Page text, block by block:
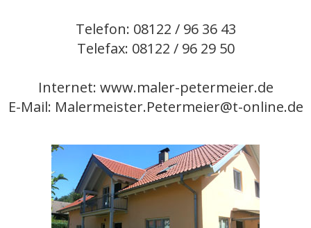
Telefon: 08122 / 96 36 43
Telefax: 08122 / 96 29 50
Internet: www.maler-petermeier.de
E-Mail: Malermeister.Petermeier@t-online.de